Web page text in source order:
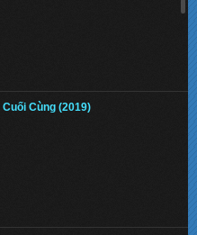
S01 2022 - Eve
Ức Sát Thủ
Cùng (2019)